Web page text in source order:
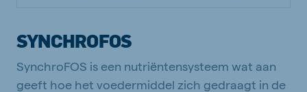
SYNCHROFOS
SynchroFOS is een nutriëntensysteem wat aan
geeft hoe het voedermiddel zich gedraagt in de